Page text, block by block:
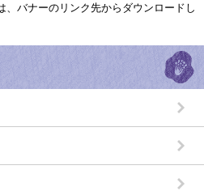
、バナーのリンク先からダウンロードし